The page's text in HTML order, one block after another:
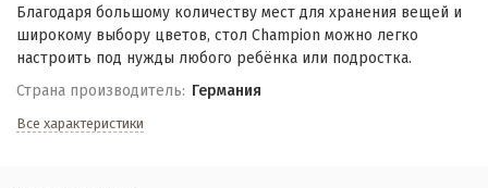
Благодаря большому количеству мест для хранения вещей и
широкому выбору цветов, стол Champion можно легко
настроить под нужды любого ребёнка или подростка.
Страна производитель: Германия
Все характеристики